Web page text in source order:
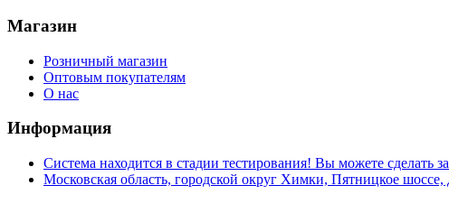
Магазин
Розничный магазин
Оптовым покупателям
О нас
Информация
Система находится в стадии тестирования! Вы можете сделать
Московская область, городской округ Химки, Пятницкое